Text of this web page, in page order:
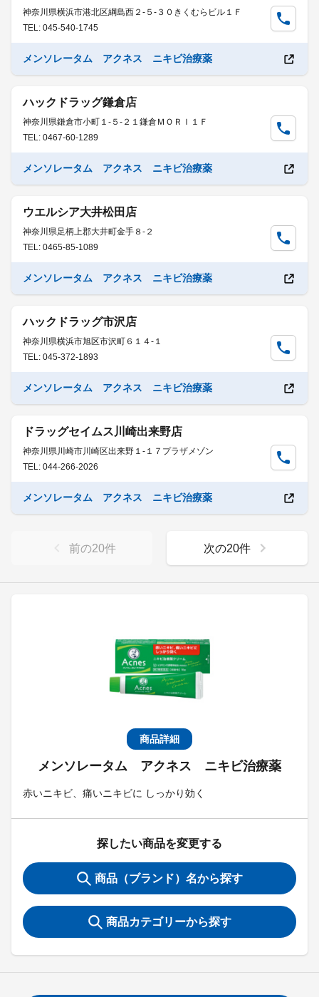
商品詳細
メンソレータム アクネス ニキビ治療薬
赤いニキビ、痛いニキビに しっかり効く
探したい商品を変更する
商品（ブランド）名から探す
商品カテゴリーから探す
神奈川県横浜市港北区綱島西２-５-３０きくむらビル１Ｆ
TEL: 045-540-1745
メンソレータム アクネス ニキビ治療薬
ハックドラッグ鎌倉店
神奈川県鎌倉市小町１-５-２１鎌倉ＭＯＲＩ１Ｆ
TEL: 0467-60-1289
メンソレータム アクネス ニキビ治療薬
ウエルシア大井松田店
神奈川県足柄上郡大井町金手８-２
TEL: 0465-85-1089
メンソレータム アクネス ニキビ治療薬
ハックドラッグ市沢店
神奈川県横浜市旭区市沢町６１４-１
TEL: 045-372-1893
メンソレータム アクネス ニキビ治療薬
ドラッグセイムス川崎出来野店
神奈川県川崎市川崎区出来野１-１７プラザメゾン
TEL: 044-266-2026
メンソレータム アクネス ニキビ治療薬
前の20件 次の20件